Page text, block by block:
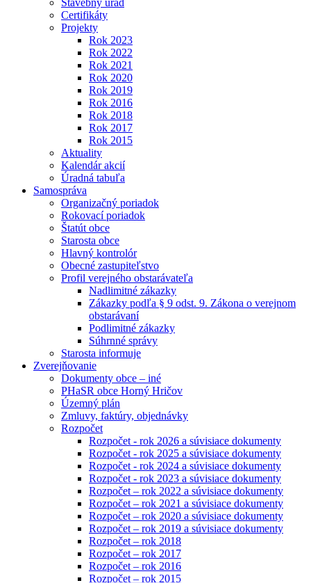
Stavebný úrad
Certifikáty
Projekty
Rok 2023
Rok 2022
Rok 2021
Rok 2020
Rok 2019
Rok 2016
Rok 2018
Rok 2017
Rok 2015
Aktuality
Kalendár akcií
Úradná tabuľa
Samospráva
Organizačný poriadok
Rokovací poriadok
Štatút obce
Starosta obce
Hlavný kontrolór
Obecné zastupiteľstvo
Profil verejného obstarávateľa
Nadlimitné zákazky
Zákazky podľa § 9 odst. 9. Zákona o verejnom
obstarávaní
Podlimitné zákazky
Súhrnné správy
Starosta informuje
Zverejňovanie
Dokumenty obce – iné
PHaSR obce Horný Hričov
Územný plán
Zmluvy, faktúry, objednávky
Rozpočet
Rozpočet - rok 2026 a súvisiace dokumenty
Rozpočet - rok 2025 a súvisiace dokumenty
Rozpočet - rok 2024 a súvisiace dokumenty
Rozpočet - rok 2023 a súvisiace dokumenty
Rozpočet – rok 2022 a súvisiace dokumenty
Rozpočet – rok 2021 a súvisiace dokumenty
Rozpočet – rok 2020 a súvisiace dokumenty
Rozpočet – rok 2019 a súvisiace dokumenty
Rozpočet – rok 2018
Rozpočet – rok 2017
Rozpočet – rok 2016
Rozpočet – rok 2015